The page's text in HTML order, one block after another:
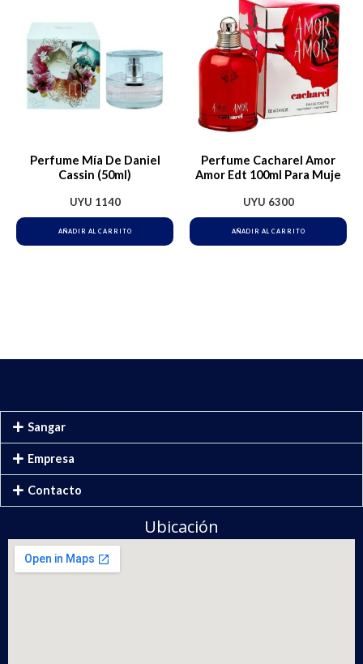
Perfume Mía De Daniel
Cassin (50ml)
UYU 1140
AÑADIR AL CARRITO
Perfume Cacharel Amor
Amor Edt 100ml Para Muje
UYU 6300
AÑADIR AL CARRITO
Sangar
Empresa
Contacto
Ubicación